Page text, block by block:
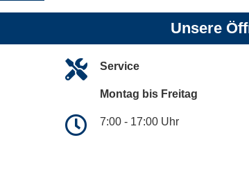
Unsere
Service
Montag bis Freitag
7:00 - 17:00 Uhr